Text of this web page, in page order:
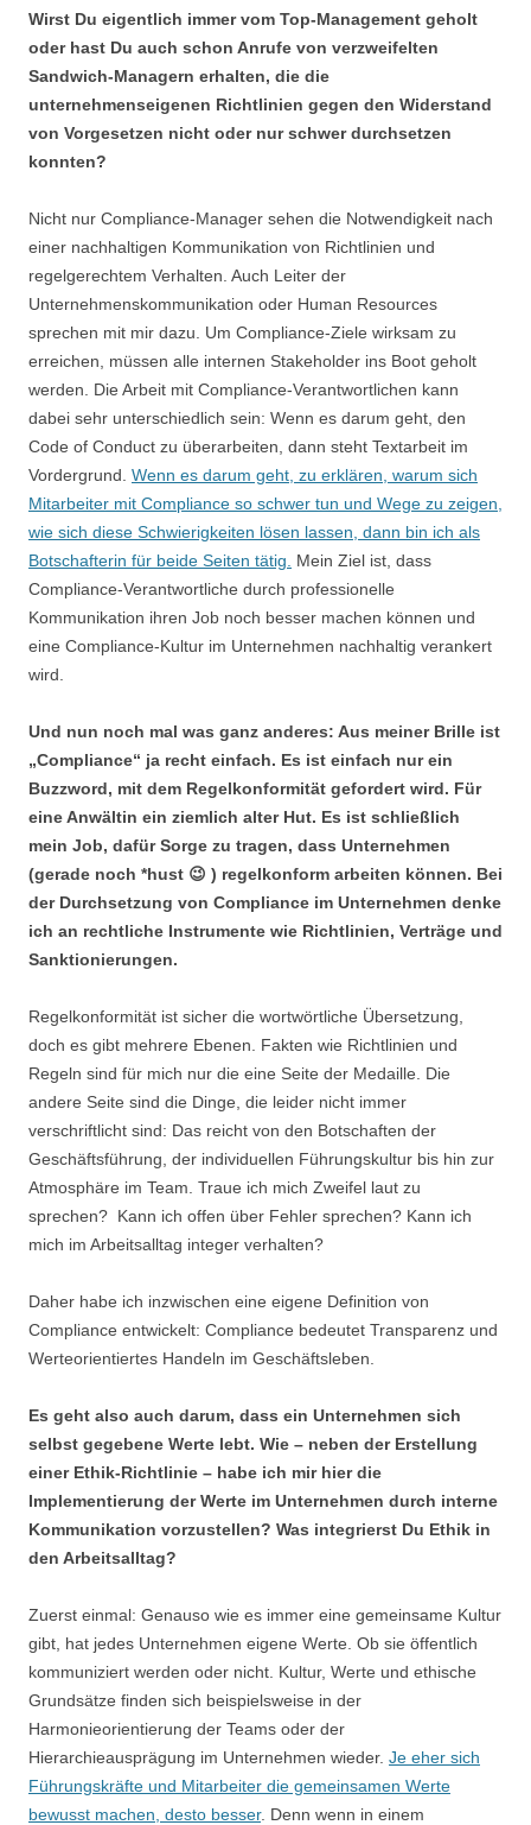
Wirst Du eigentlich immer vom Top-Management geholt
oder hast Du auch schon Anrufe von verzweifelten
Sandwich-Managern erhalten, die die
unternehmenseigenen Richtlinien gegen den Widerstand
von Vorgesetzen nicht oder nur schwer durchsetzen
konnten?
Nicht nur Compliance-Manager sehen die Notwendigkeit nach
einer nachhaltigen Kommunikation von Richtlinien und
regelgerechtem Verhalten. Auch Leiter der
Unternehmenskommunikation oder Human Resources
sprechen mit mir dazu. Um Compliance-Ziele wirksam zu
erreichen, müssen alle internen Stakeholder ins Boot geholt
werden. Die Arbeit mit Compliance-Verantwortlichen kann
dabei sehr unterschiedlich sein: Wenn es darum geht, den
Code of Conduct zu überarbeiten, dann steht Textarbeit im
Vordergrund. Wenn es darum geht, zu erklären, warum sich
Mitarbeiter mit Compliance so schwer tun und Wege zu zeigen,
wie sich diese Schwierigkeiten lösen lassen, dann bin ich als
Botschafterin für beide Seiten tätig.
Mein Ziel ist, dass
Compliance-Verantwortliche durch professionelle
Kommunikation ihren Job noch besser machen können und
eine Compliance-Kultur im Unternehmen nachhaltig verankert
wird.
Und nun noch mal was ganz anderes: Aus meiner Brille ist
„Compliance“ ja recht einfach. Es ist einfach nur ein
Buzzword, mit dem Regelkonformität gefordert wird. Für
eine Anwältin ein ziemlich alter Hut. Es ist schließlich
mein Job, dafür Sorge zu tragen, dass Unternehmen
(gerade noch *hust 😉 ) regelkonform arbeiten können. Bei
der Durchsetzung von Compliance im Unternehmen denke
ich an rechtliche Instrumente wie Richtlinien, Verträge und
Sanktionierungen.
Regelkonformität ist sicher die wortwörtliche Übersetzung,
doch es gibt mehrere Ebenen. Fakten wie Richtlinien und
Regeln sind für mich nur die eine Seite der Medaille. Die
andere Seite sind die Dinge, die leider nicht immer
verschriftlicht sind: Das reicht von den Botschaften der
Geschäftsführung, der individuellen Führungskultur bis hin zur
Atmosphäre im Team. Traue ich mich Zweifel laut zu
sprechen? Kann ich offen über Fehler sprechen? Kann ich
mich im Arbeitsalltag integer verhalten?
Daher habe ich inzwischen eine eigene Definition von
Compliance entwickelt: Compliance bedeutet Transparenz und
Werteorientiertes Handeln im Geschäftsleben.
Es geht also auch darum, dass ein Unternehmen sich
selbst gegebene Werte lebt. Wie – neben der Erstellung
einer Ethik-Richtlinie – habe ich mir hier die
Implementierung der Werte im Unternehmen durch interne
Kommunikation vorzustellen? Was integrierst Du Ethik in
den Arbeitsalltag?
Zuerst einmal: Genauso wie es immer eine gemeinsame Kultur
gibt, hat jedes Unternehmen eigene Werte. Ob sie öffentlich
kommuniziert werden oder nicht. Kultur, Werte und ethische
Grundsätze finden sich beispielsweise in der
Harmonieorientierung der Teams oder der
Hierarchieausprägung im Unternehmen wieder. Je eher sich
Führungskräfte und Mitarbeiter die gemeinsamen Werte
bewusst machen, desto besser. Denn wenn in einem